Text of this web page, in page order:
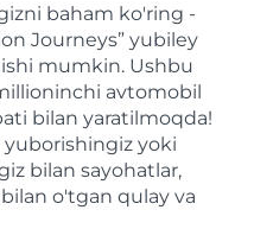
baham ko'ring -
Journeys” yubiley
mumkin. Ushbu
avtomobil
bilan yaratilmoqda!
yuborishingiz yoki
bilan sayohatlar,
o'tgan qulay va